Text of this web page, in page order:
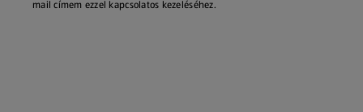
mail címem ezzel kapcsolatos kezeléséhez.